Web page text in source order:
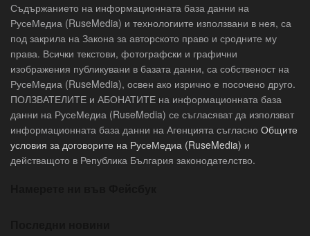
Съдържанието на информационната база данни на
РусеМедиа (RuseMedia) и технологиите използвани в нея, са
под закрила на Закона за авторското право и сродните му
права. Всички текстови, фотографски и графични
изображения публикувани в базата данни, са собственост на
РусеМедиа (RuseMedia), освен ако изрично е посочено друго.
ПОЛЗВАТЕЛИТЕ и АБОНАТИТЕ на информационната база
данни на РусеМедиа (RuseMedia) се съгласяват да използват
информационната база данни на Агенцията съгласно Общите
условия за договорите на РусеМедиа (RuseMedia) и
действащото в Република България законодателство.